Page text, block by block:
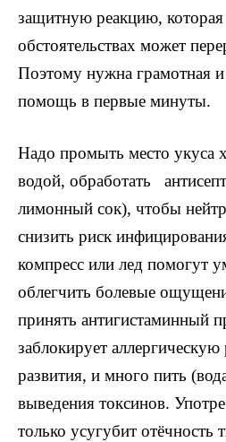
защитную реакцию,
обстоятельствах может
Поэтому нужна грамотная и
помощь в первые минуты.
Надо промыть место укуса
водой, обработать
лимонный сок), чтобы
снизить риск
компресс или лед помогут
облегчить болевые
принять антигистаминный
заблокирует
развития, и много пить
выведения токсинов.
только усугубит отёчность